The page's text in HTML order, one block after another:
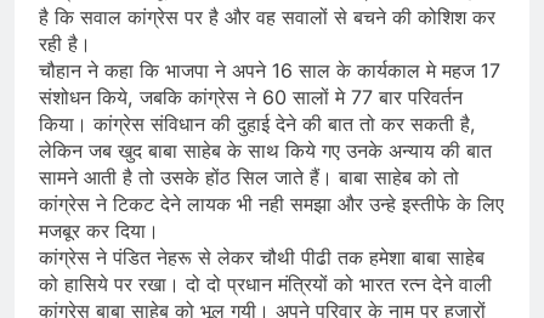
है कि सवाल कांग्रेस पर है और वह सवालों से बचने की कोशिश कर
रही है।
चौहान ने कहा कि भाजपा ने अपने 16 साल के कार्यकाल मे महज 17
संशोधन किये, जबकि कांग्रेस ने 60 सालों मे 77 बार परिवर्तन
किया। कांग्रेस संविधान की दुहाई देने की बात तो कर सकती है,
लेकिन जब खुद बाबा साहेब के साथ किये गए उनके अन्याय की बात
सामने आती है तो उसके होंठ सिल जाते हैं। बाबा साहेब को तो
कांग्रेस ने टिकट देने लायक भी नही समझा और उन्हे इस्तीफे के लिए
मजबूर कर दिया।
कांग्रेस ने पंडित नेहरू से लेकर चौथी पीढी तक हमेशा बाबा साहेब
को हासिये पर रखा। दो दो प्रधान मंत्रियों को भारत रत्न देने वाली
कांग्रेस बाबा साहेब को भूल गयी। अपने परिवार के नाम पर हजारों